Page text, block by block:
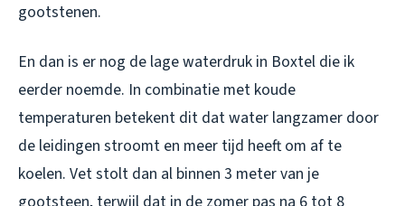
gootstenen.
En dan is er nog de lage waterdruk in Boxtel die ik
eerder noemde. In combinatie met koude
temperaturen betekent dit dat water langzamer door
de leidingen stroomt en meer tijd heeft om af te
koelen. Vet stolt dan al binnen 3 meter van je